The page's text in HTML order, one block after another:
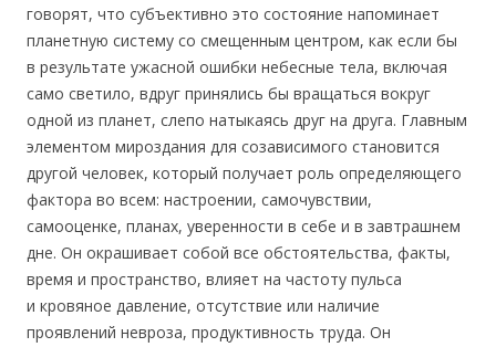
говорят, что субъективно это состояние напоминает
планетную систему со смещенным центром, как если бы
в результате ужасной ошибки небесные тела, включая
само светило, вдруг принялись бы вращаться вокруг
одной из планет, слепо натыкаясь друг на друга. Главным
элементом мироздания для созависимого становится
другой человек, который получает роль определяющего
фактора во всем: настроении, самочувствии,
самооценке, планах, уверенности в себе и в завтрашнем
дне. Он окрашивает собой все обстоятельства, факты,
время и пространство, влияет на частоту пульса
и кровяное давление, отсутствие или наличие
проявлений невроза, продуктивность труда. Он